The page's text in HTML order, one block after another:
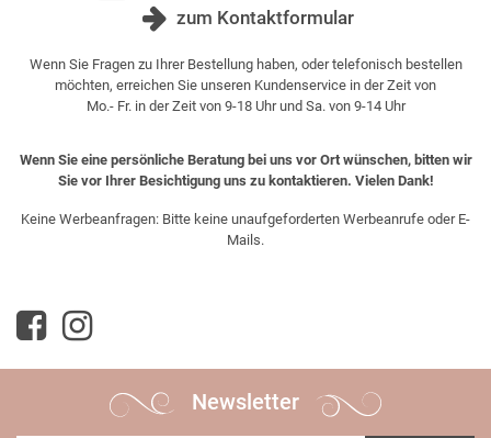
zum Kontaktformular
Wenn Sie Fragen zu Ihrer Bestellung haben, oder telefonisch bestellen
möchten, erreichen Sie unseren Kundenservice in der Zeit von
Mo.- Fr. in der Zeit von 9-18 Uhr und Sa. von 9-14 Uhr
Wenn Sie eine persönliche Beratung bei uns vor Ort wünschen, bitten wir
Sie vor Ihrer Besichtigung uns zu kontaktieren. Vielen Dank!
Keine Werbeanfragen: Bitte keine unaufgeforderten Werbeanrufe oder E-
Mails.
Newsletter